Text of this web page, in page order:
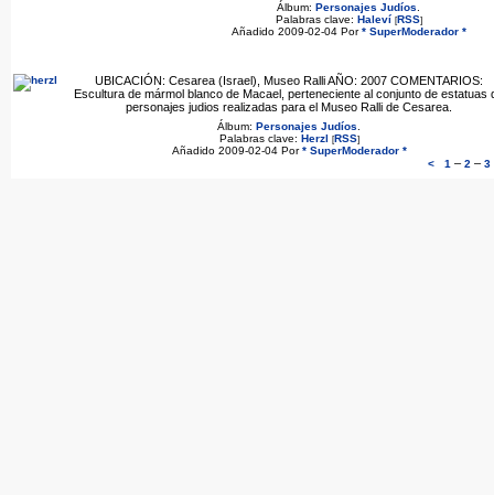
Álbum: Personajes Judíos.
Palabras clave: Haleví [RSS]
Añadido 2009-02-04 Por* SuperModerador *
UBICACIÓN: Cesarea (Israel), Museo Ralli AÑO: 2007 COMENTARIOS:
Escultura de mármol blanco de Macael, perteneciente al conjunto de estatuas
personajes judios realizadas para el Museo Ralli de Cesarea.
Álbum: Personajes Judíos
Palabras clave: Herzl [RSS]
Añadido 2009-02-04 Por* SuperModerador *
<
1 – 2 – 3